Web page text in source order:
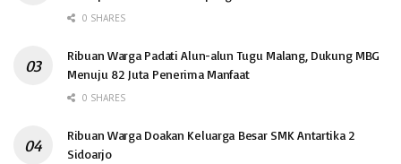
0 SHARES
Ribuan Warga Padati Alun-alun Tugu Malang, Dukung MBG
Menuju 82 Juta Penerima Manfaat
0 SHARES
Ribuan Warga Doakan Keluarga Besar SMK Antartika 2
Sidoarjo